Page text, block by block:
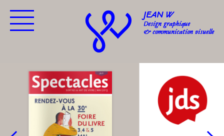
JEAN W
Design graphique
& communication visuelle